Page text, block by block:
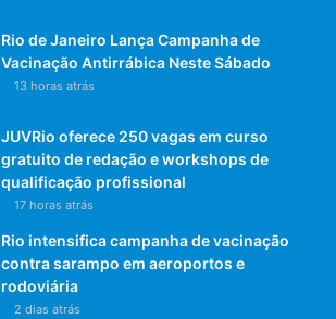
Rio de Janeiro Lança Campanha de
Vacinação Antirrábica Neste Sábado
13 horas atrás
JUVRio oferece 250 vagas em curso
gratuito de redação e workshops de
qualificação profissional
17 horas atrás
Rio intensifica campanha de vacinação
contra sarampo em aeroportos e
rodoviária
2 dias atrás